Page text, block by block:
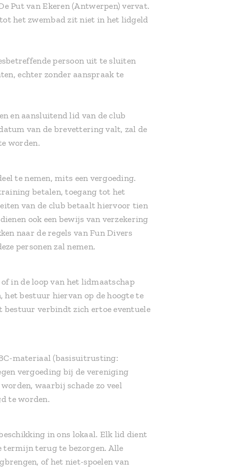
Put van Ekeren (Antwerpen) vervat.
het zwembad zit niet in het lidgeld
persoon uit te sluiten
echter zonder aanspraak te
en aansluitend lid van de club
van de brevettering valt, zal de
worden.
te nemen, mits een vergoeding.
betalen, toegang tot het
van de club betaalt hiervoor tien
ook een bewijs van verzekering
naar de regels van Fun Divers
personen zal nemen.
in de loop van het lidmaatschap
het bestuur hiervan op de hoogte te
bestuur verbindt zich ertoe eventuele
materiaal (basisuitrusting:
vergoeding bij de vereniging
waarbij schade zo veel
te worden.
in ons lokaal. Elk lid dient
termijn terug te bezorgen. Alle
of het niet-spoelen van